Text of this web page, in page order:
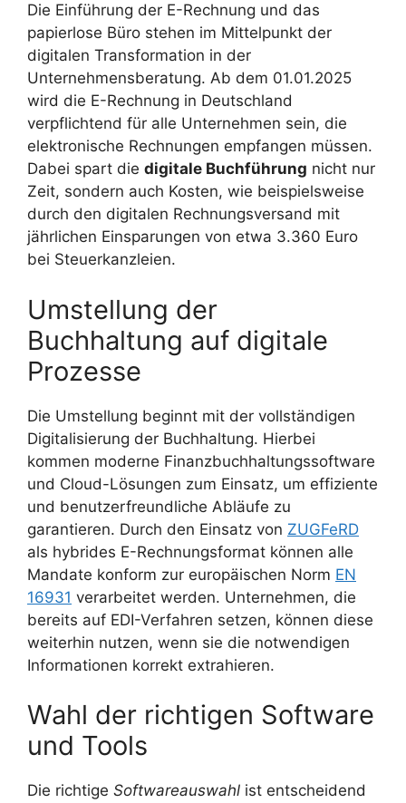
Die Einführung der E-Rechnung und das
papierlose Büro stehen im Mittelpunkt der
digitalen Transformation in der
Unternehmensberatung. Ab dem 01.01.2025
wird die E-Rechnung in Deutschland
verpflichtend für alle Unternehmen sein, die
elektronische Rechnungen empfangen müssen.
Dabei spart die digitale Buchführung nicht nur
Zeit, sondern auch Kosten, wie beispielsweise
durch den digitalen Rechnungsversand mit
jährlichen Einsparungen von etwa 3.360 Euro
bei Steuerkanzleien.
Umstellung der
Buchhaltung auf digitale
Prozesse
Die Umstellung beginnt mit der vollständigen
Digitalisierung der Buchhaltung. Hierbei
kommen moderne Finanzbuchhaltungssoftware
und Cloud-Lösungen zum Einsatz, um effiziente
und benutzerfreundliche Abläufe zu
garantieren. Durch den Einsatz von ZUGFeRD
als hybrides E-Rechnungsformat können alle
Mandate konform zur europäischen Norm EN
16931 verarbeitet werden. Unternehmen, die
bereits auf EDI-Verfahren setzen, können diese
weiterhin nutzen, wenn sie die notwendigen
Informationen korrekt extrahieren.
Wahl der richtigen Software
und Tools
Die richtige Softwareauswahl ist entscheidend